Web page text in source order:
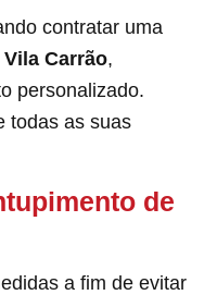
contratar uma
Vila Carrão,
personalizado.
todas as suas
de
a fim de evitar